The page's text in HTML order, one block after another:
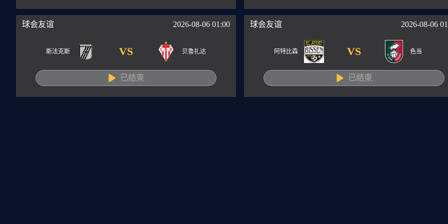
球会友谊 2026-08-06 01:00
斯法克斯 VS 贝鲁扎达
已结束
球会友谊 2026-08-06
阿特比森 VS 色当
已结束